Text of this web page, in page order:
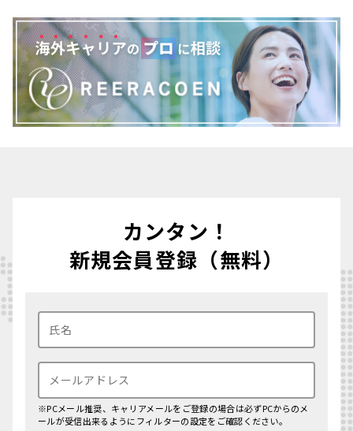
カンタン！
新規会員登録（無料）
※PCメール推奨、キャリアメールをご登録の場合は必ずPCからのメ
ールが受信出来るようにフィルターの設定をご確認ください。